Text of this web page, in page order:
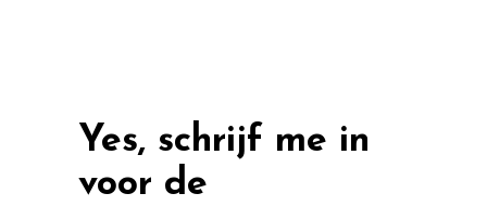
Yes, schrijf me in
voor de